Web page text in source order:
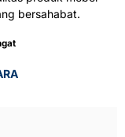
bersahabat.